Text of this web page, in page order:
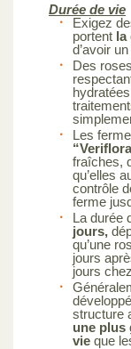
Durée de vie
Exigez
portent la
d’avoir
Des
Les
fraîches,
qu’elles
contrôle
ferme
La durée
jours,
qu’une
jours
jours
structure
une plus
vie que